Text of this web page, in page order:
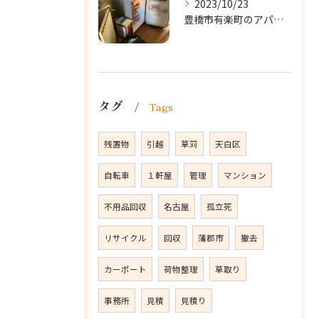
2023/10/23
豊橋市有楽町のアパートに遺品整理に向かいました。
タグ Tags
残置物 引越 草苅 天白区
自転車 １軒屋 管理 マンション
不用品回収 名古屋 孤立死
リサイクル 回収 蒲郡市 撤去
カーポート 荷物整理 草取り
事務所 見積 見積り